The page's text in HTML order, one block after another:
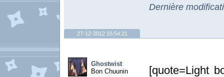
Dernière
27-12-2012 15:54:21
Ghostwist
Bon Chuunin
[quote=Light